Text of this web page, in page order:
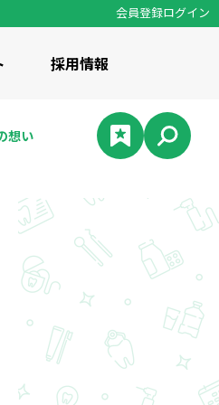
会員登録ログイン
採用情報
想い